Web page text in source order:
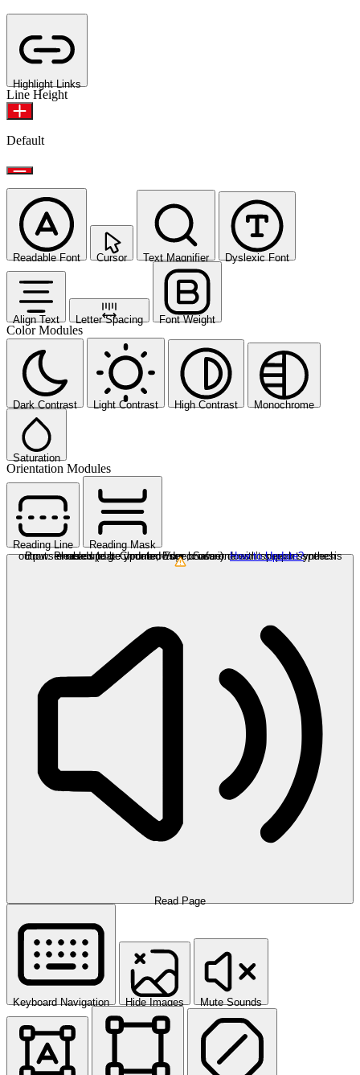
Highlight Links
Line Height
Default
Readable Font Cursor Text Magnifier Dyslexic Font
Align Text Letter Spacing Font Weight
Color Modules
Dark Contrast Light Contrast High Contrast Monochrome
Saturation
Orientation Modules
Reading Line
Reading Mask
Browser needs to be updated
Your browser doesn’t support speech output. Please update your browser or use one with speech synthesis enabled (e.g. Chrome, Edge, Safari).How to Update?
Read Page
Keyboard Navigation Hide Images Mute Sounds